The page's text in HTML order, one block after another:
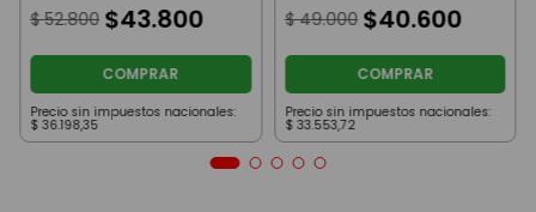
$ 52.800 $43.800
COMPRAR
Precio sin impuestos nacionales:
$ 36.198,35
$ 49.000 $40.600
COMPRAR
Precio sin impuestos nacionales:
$ 33.553,72